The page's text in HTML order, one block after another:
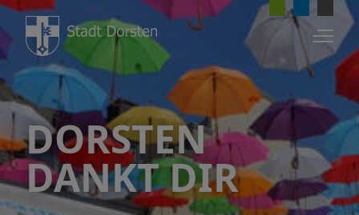
ENGAGEMENT UND SOZIALES
Integration
DORSTEN
DANKT DIR